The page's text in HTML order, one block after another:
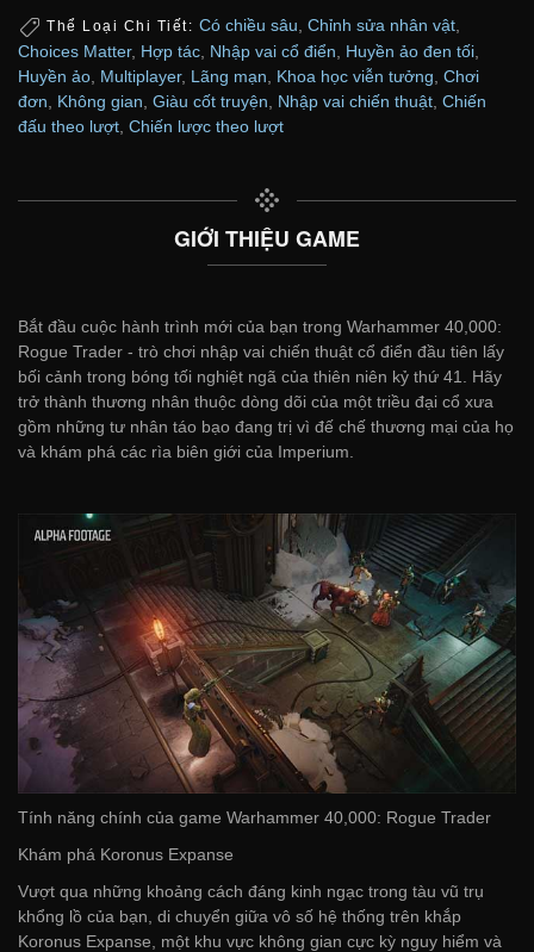
Thể Loại Chi Tiết: Có chiều sâu, Chỉnh sửa nhân vật,
Choices Matter, Hợp tác Nhập vai cổ điển Huyền ảo đen tối
Huyền ảo Multiplayer, Lãng mạn Khoa học viễn tưởng Chơi
đơn
Không gian Giàu cốt truyện Nhập vai chiến thuật Chiến
đấu theo lượt Chiến lược theo lượt
GIỚI THIỆU GAME
Bắt đầu cuộc hành trình mới của bạn trong Warhammer 40,000:
Rogue Trader - trò chơi nhập vai chiến thuật cổ điển đầu tiên lấy
bối cảnh trong bóng tối nghiệt ngã của thiên niên kỷ thứ 41. Hãy
trở thành thương nhân thuộc dòng dõi của một triều đại cổ xưa
gồm những tư nhân táo bạo đang trị vì đế chế thương mại của họ
và khám phá các rìa biên giới của Imperium.
Tính năng chính của game Warhammer 40,000: Rogue Trader
Khám phá Koronus Expanse
Vượt qua những khoảng cách đáng kinh ngạc trong tàu vũ trụ
khổng lồ của bạn, di chuyển giữa vô số hệ thống trên khắp
Koronus Expanse, một khu vực không gian cực kỳ nguy hiểm và